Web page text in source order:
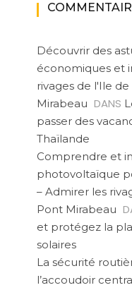
Découvrir des
économiques et
rivages de l'Ile
Mirabeau DANS
passer des
Thaïlande
Comprendre et
photovoltaïque
– Admirer les
Pont Mirabeau
et protégez la
solaires
La sécurité
l’accoudoir